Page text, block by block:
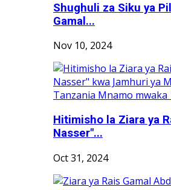
Shughuli za Siku ya
Gamal...
Nov 10, 2024
Hitimisho la Ziara ya
Nasser"...
Oct 31, 2024